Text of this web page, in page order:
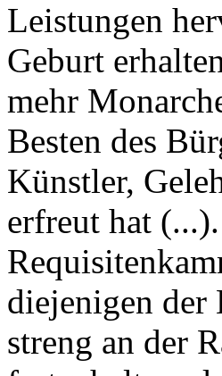
Leistungen
Geburt
mehr
Besten des
Künstler,
erfreut hat
diejenigen
streng an der